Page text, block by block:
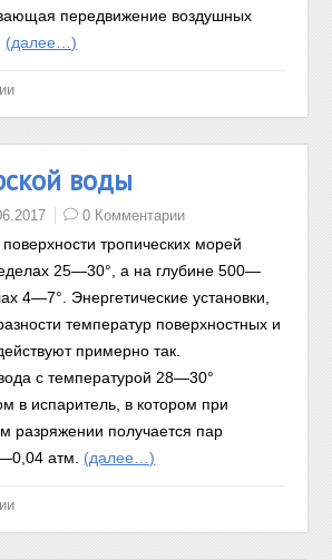
передвижение воздушных
(далее…)
воды
0 Комментарии
тропических морей
25—30°, а на глубине 500—
4—7°. Энергетические установки,
температур поверхностных и
примерно так.
с температурой 28—30°
в испаритель, в котором при
разряжении получается пар
атм. (далее…)